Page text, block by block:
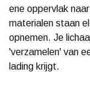
ene oppervlak
materialen staan
opnemen. Je
'verzamelen' van
lading krijgt.